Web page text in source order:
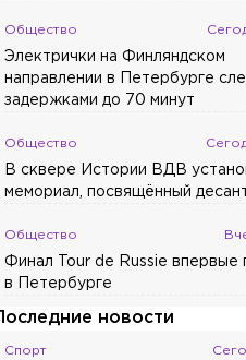
Общество
Электрички на Финляндском
направлении в Петербурге
задержками до 70 минут
Общество
В сквере Истории ВДВ
мемориал, посвящённый
Общество
Финал Tour de Russie впервые
в Петербурге
Последние новости
Спорт